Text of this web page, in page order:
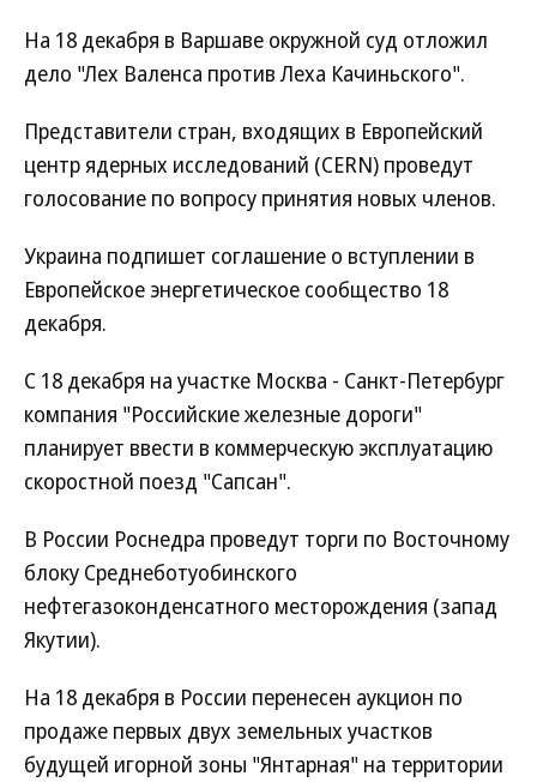
На 18 декабря в Варшаве окружной суд отложил
дело "Лех Валенса против Леха Качиньского".
Представители стран, входящих в Европейский
центр ядерных исследований (CERN) проведут
голосование по вопросу принятия новых членов.
Украина подпишет соглашение о вступлении в
Европейское энергетическое сообщество 18
декабря.
С 18 декабря на участке Москва - Санкт-Петербург
компания "Российские железные дороги"
планирует ввести в коммерческую эксплуатацию
скоростной поезд "Сапсан".
В России Роснедра проведут торги по Восточному
блоку Среднеботуобинского
нефтегазоконденсатного месторождения (запад
Якутии).
На 18 декабря в России перенесен аукцион по
продаже первых двух земельных участков
будущей игорной зоны "Янтарная" на территории